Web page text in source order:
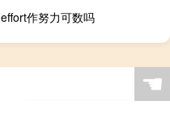
effort作努力可数吗
☚